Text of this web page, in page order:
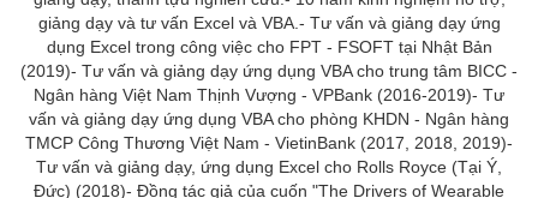
Power BI
giảng dạy và tư vấn Excel và VBA.- Tư vấn và giảng dạy ứng
dụng Excel trong công việc cho FPT - FSOFT tại Nhật Bản
(2019)- Tư vấn và giảng dạy ứng dụng VBA cho trung tâm BICC -
Ngân hàng Việt Nam Thịnh Vượng - VPBank (2016-2019)- Tư
vấn và giảng dạy ứng dụng VBA cho phòng KHDN - Ngân hàng
TMCP Công Thương Việt Nam - VietinBank (2017, 2018, 2019)-
Tư vấn và giảng dạy, ứng dụng Excel cho Rolls Royce (Tại Ý,
Đức) (2018)- Đồng tác giả của cuốn "The Drivers of Wearable